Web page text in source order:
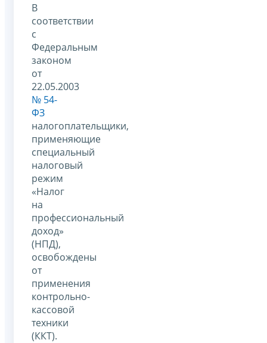
В
соответствии
с
Федеральным
законом
от
22.05.2003
№ 54-
ФЗ
налогоплательщики,
применяющие
специальный
налоговый
режим
«Налог
на
профессиональный
доход»
(НПД),
освобождены
от
применения
контрольно-
кассовой
техники
(ККТ).